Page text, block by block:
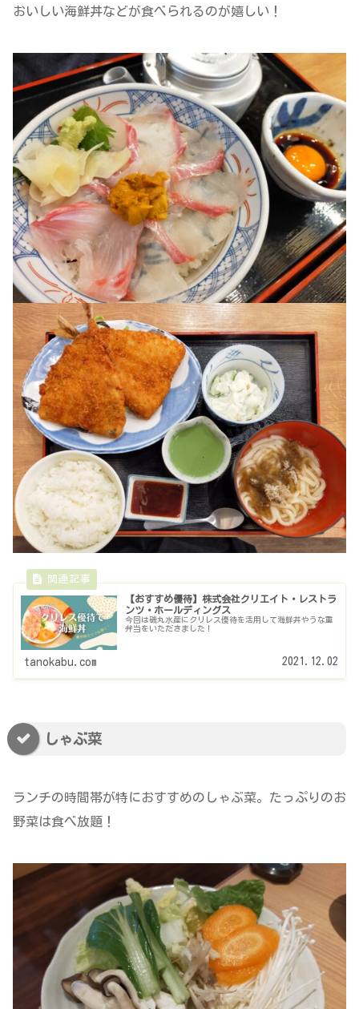
おいしい海鮮丼などが食べられるのが嬉しい！
【おすすめ優待】株式会社クリエイト・レストラ
ンツ・ホールディングス
今回は磯丸水産にクリレス優待を活用して海鮮丼やうな重
弁当をいただきました！
tanokabu.com 2021.12.02
しゃぶ菜
ランチの時間帯が特におすすめのしゃぶ菜。たっぷりのお
野菜は食べ放題！